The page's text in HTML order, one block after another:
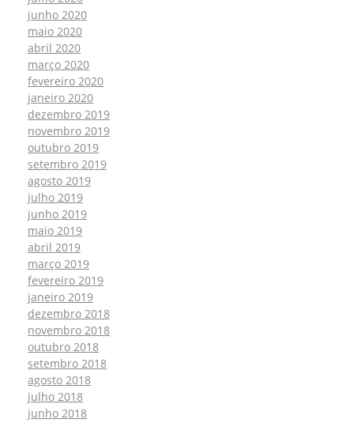
junho 2020
maio 2020
abril 2020
março 2020
fevereiro 2020
janeiro 2020
dezembro 2019
novembro 2019
outubro 2019
setembro 2019
agosto 2019
julho 2019
junho 2019
maio 2019
abril 2019
março 2019
fevereiro 2019
janeiro 2019
dezembro 2018
novembro 2018
outubro 2018
setembro 2018
agosto 2018
julho 2018
junho 2018